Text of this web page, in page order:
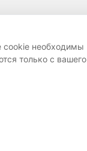
cookie необходимы
только с вашего